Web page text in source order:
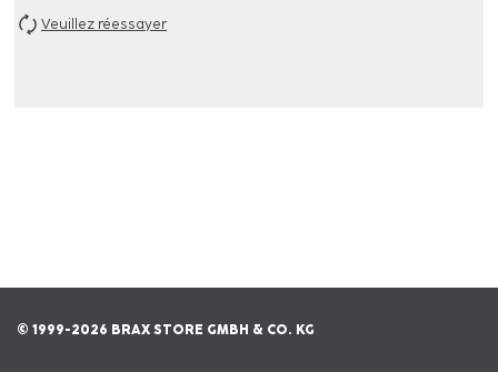
Veuillez réessayer
© 1999-2026 BRAX STORE GMBH & CO. KG